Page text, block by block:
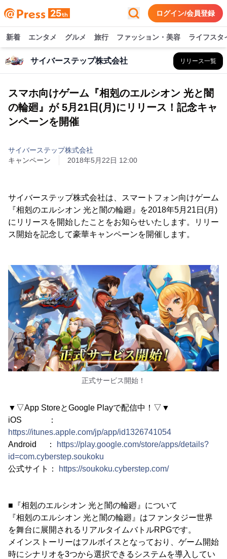
ログイン/会員登録
新着 エンタメ グルメ 旅行 ファッション・美容 ライフスタ
サイバーステップ株式会社 リリース一覧
スマホ向けゲーム『相剋のエルシオン 光と闇
の輪廻』が 5月21日(月)にリリース！記念キャ
ンペーンを開催
サイバーステップ株式会社
キャンペーン
2018年5月22日 12:00
サイバーステップ株式会社は、スマートフォン向けゲーム
『相剋のエルシオン 光と闇の輪廻』を2018年5月21日(月)
にリリースを開始したことをお知らせいたします。リリー
ス開始を記念して豪華キャンペーンを開催します。
正式サービス開始！
▼▽App StoreとGoogle Playで配信中！▽▼
iOS ：
https://itunes.apple.com/jp/app/id1326741054
Android ：
https://play.google.com/store/apps/details?
id=com.cyberstep.soukoku
公式サイト：
https://soukoku.cyberstep.com/
■『相剋のエルシオン 光と闇の輪廻』について
『相剋のエルシオン 光と闇の輪廻』はファンタジー世界
を舞台に展開されるリアルタイムバトルRPGです。
メインストーリーはフルボイスとなっており、ゲーム開始
時にシナリオを3つから選択できるシステムを導入してい